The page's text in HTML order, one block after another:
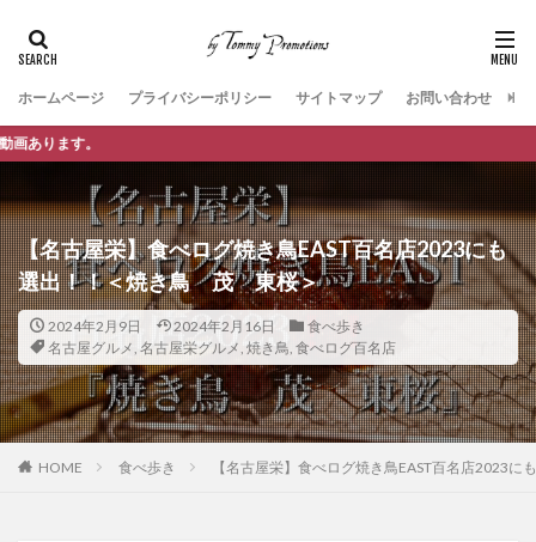
ホームページ プライバシーポリシー サイトマップ お問い合わせ
【名古屋栄】食べログ焼き鳥EAST百名店2023にも
選出！！＜焼き鳥 茂 東桜＞
2024年2月9日 2024年2月16日
食べ歩き
名古屋グルメ, 名古屋栄グルメ, 焼き鳥, 食べログ百名店
HOME 食べ歩き 【名古屋栄】食べログ焼き鳥EAST百名店2023